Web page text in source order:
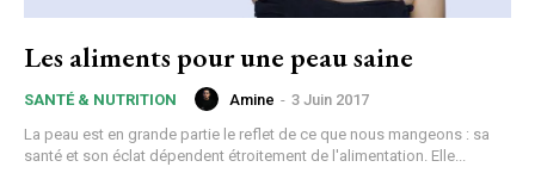
Les aliments pour une peau saine
SANTÉ & NUTRITION Amine - 3 Juin 2017
La peau est en grande partie le reflet de ce que nous mangeons : sa
santé et son éclat dépendent étroitement de l'alimentation. Elle...